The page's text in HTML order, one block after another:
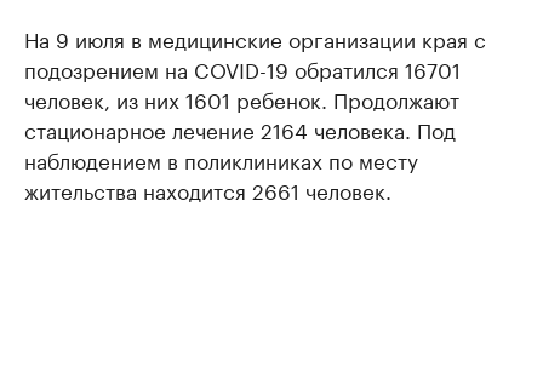
На 9 июля в медицинские организации края с
подозрением на COVID-19 обратился 16701
человек, из них 1601 ребенок. Продолжают
стационарное лечение 2164 человека. Под
наблюдением в поликлиниках по месту
жительства находится 2661 человек.